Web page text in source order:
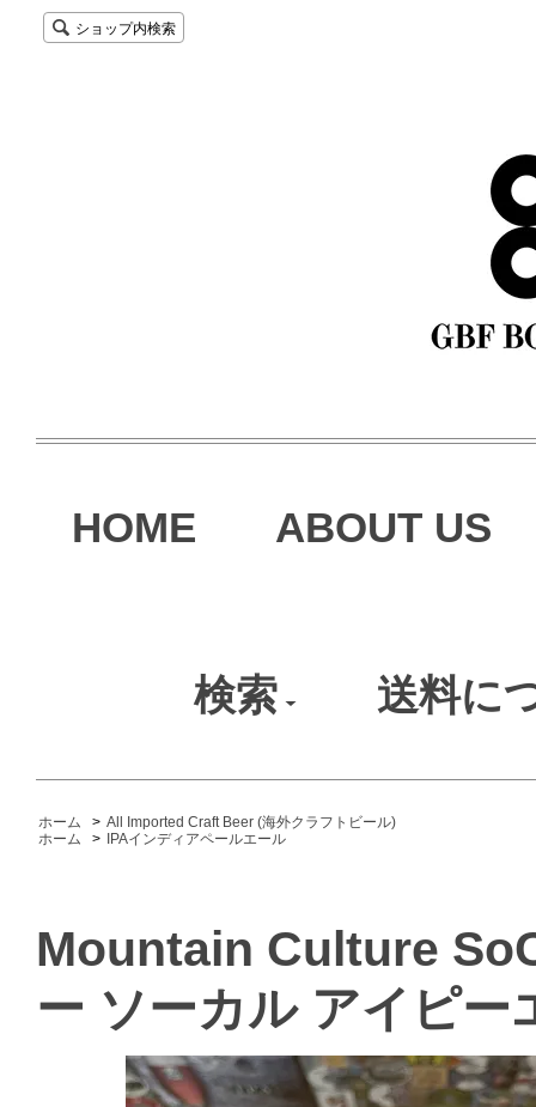
ショップ内検索
HOME ABOUT US
検索 送料に
ホーム > All Imported Craft Beer (海外クラフトビール)
ホーム
> IPAインディアペールエール
Mountain Culture
ー ソーカル アイピー